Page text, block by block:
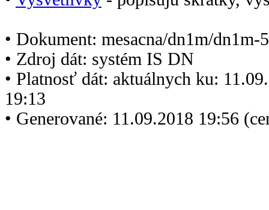
• Dokument: mesacna/dn1m/dn1m-
• Zdroj dát: systém IS DN
• Platnosť dát: aktuálnych ku:
19:13
• Generované: 11.09.2018 19:56